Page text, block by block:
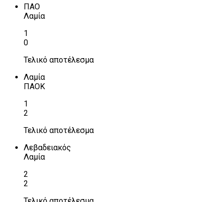
ΠΑΟ
Λαμία
1
0
Τελικό αποτέλεσμα
Λαμία
ΠΑΟΚ
1
2
Τελικό αποτέλεσμα
Λεβαδειακός
Λαμία
2
2